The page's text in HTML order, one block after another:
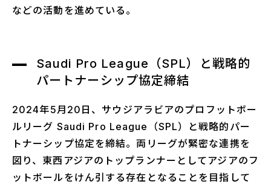
などの活動を進めている。
Saudi Pro League（SPL）と戦略的
パートナーシップ協定締結
2024年5月20日、サウジアラビアのプロフットボー
ルリーグ Saudi Pro League（SPL）と戦略的パー
トナーシップ協定を締結。両リーグが緊密な連携を
図り、東西アジアのトップランナーとしてアジアのフ
ットボールをけん引する存在となることを目指して